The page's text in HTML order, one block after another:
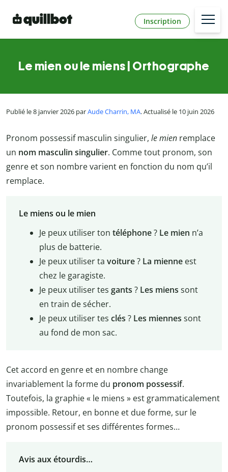
Inscription
Le mien ou le miens | Orthographe
Publié le 8 janvier 2026 parAude Charrin, MA. Actualisé le 10 juin 2026
Pronom possessif masculin singulier, le mien remplace
un nom masculin singulier. Comme tout pronom, son
genre et son nombre varient en fonction du nom qu’il
remplace.
Le miens ou le mien
Je peux utiliser ton téléphone? Le mien n’a
plus de batterie.
Je peux utiliser ta voiture? La mienneest
chez le garagiste.
Je peux utiliser tes gants ? Les miens sont
en train de sécher.
Je peux utiliser tes clés ? Les miennes sont
au fond de mon sac.
Cet accord en genre et en nombre change
invariablement la forme du pronom possessif.
Toutefois, la graphie « le miens » est grammaticalement
impossible. Retour, en bonne et due forme, sur le
pronom possessif et ses différentes formes…
Avis aux étourdis…